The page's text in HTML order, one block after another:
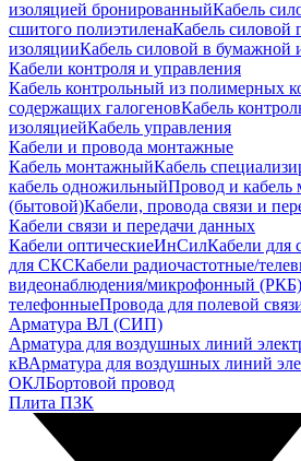
изоляцией бронированныйКабель
сшитого полиэтиленаКабель силовой
изоляцииКабель силовой в бумажной
Кабели контроля и управления
Кабель контрольный из полимерных
содержащих галогеновКабель
изоляциейКабель управления
Кабели и провода монтажные
Кабель монтажныйКабель
кабель одножильныйПровод и
(бытовой)Кабели, провода связи и
Кабели связи и передачи данных
Кабели оптическиеИнСилКабели для
для СКСКабели радиочастотные/
видеонаблюдения/микрофонный (РКБ)
телефонныеПровода для полевой
Арматура ВЛ (СИП)
Арматура для воздушных линий
кВАрматура для воздушных линий
ОКЛБортовой провод
Плита ПЗК